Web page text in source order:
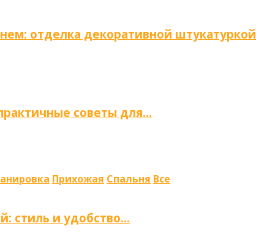
отделка декоративной штукатуркой
советы для…
Прихожая Спальня Все
стиль и удобство…